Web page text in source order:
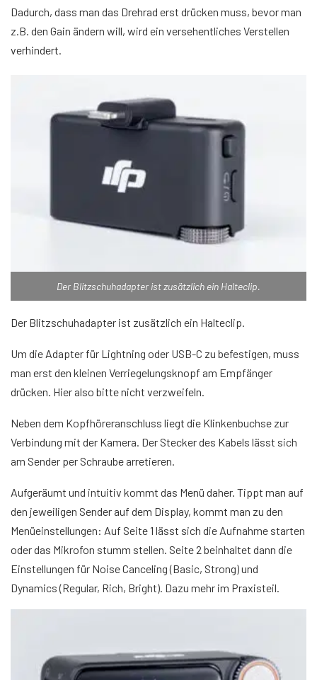
Dadurch, dass man das Drehrad erst drücken muss, bevor man
z.B. den Gain ändern will, wird ein versehentliches Verstellen
verhindert.
Der Blitzschuhadapter ist zusätzlich ein Halteclip.
Der Blitzschuhadapter ist zusätzlich ein Halteclip.
Um die Adapter für Lightning oder USB-C zu befestigen, muss
man erst den kleinen Verriegelungsknopf am Empfänger
drücken. Hier also bitte nicht verzweifeln.
Neben dem Kopfhöreranschluss liegt die Klinkenbuchse zur
Verbindung mit der Kamera. Der Stecker des Kabels lässt sich
am Sender per Schraube arretieren.
Aufgeräumt und intuitiv kommt das Menü daher. Tippt man auf
den jeweiligen Sender auf dem Display, kommt man zu den
Menüeinstellungen: Auf Seite 1 lässt sich die Aufnahme starten
oder das Mikrofon stumm stellen. Seite 2 beinhaltet dann die
Einstellungen für Noise Canceling (Basic, Strong) und
Dynamics (Regular, Rich, Bright). Dazu mehr im Praxisteil.